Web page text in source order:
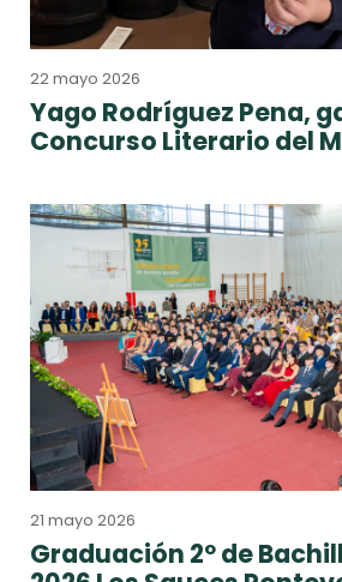
22 mayo 2026
Yago Rodríguez Pena,
Concurso Literario del
21 mayo 2026
Graduación 2º de